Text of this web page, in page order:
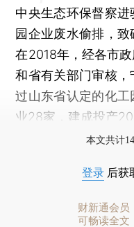
中央生态环保督察
园企业废水偷排，
在2018年，经各市
和省有关部门审核
过山东省认定的化
业28家，建成投产20
本文共计
登录 后获
财新通会员
可畅读全文